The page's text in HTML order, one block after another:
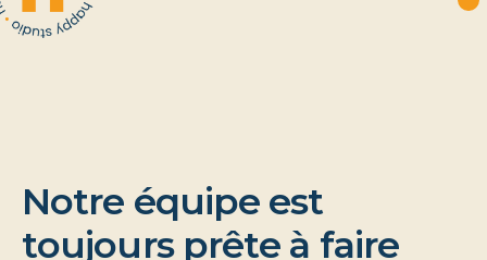
Notre équipe est
toujours prête à faire